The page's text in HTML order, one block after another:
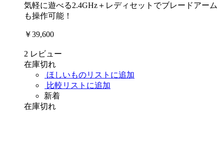
気軽に遊べる2.4GHz＋レディセットでブレードアーム
も操作可能！
￥39,600
2 レビュー
在庫切れ
ほしいものリストに追加
比較リストに追加
新着
在庫切れ